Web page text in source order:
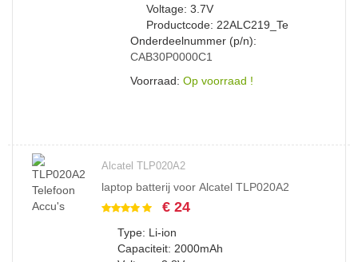
Voltage: 3.7V
Productcode: 22ALC219_Te
Onderdeelnummer (p/n):
CAB30P0000C1
Voorraad: Op voorraad !
Alcatel TLP020A2
laptop batterij voor Alcatel TLP020A2
€ 24
Type: Li-ion
Capaciteit: 2000mAh